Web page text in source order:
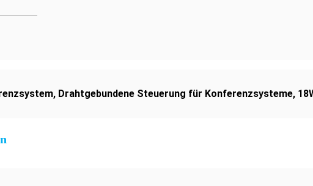
, Drahtgebundene Steuerung für Konferenzsysteme,